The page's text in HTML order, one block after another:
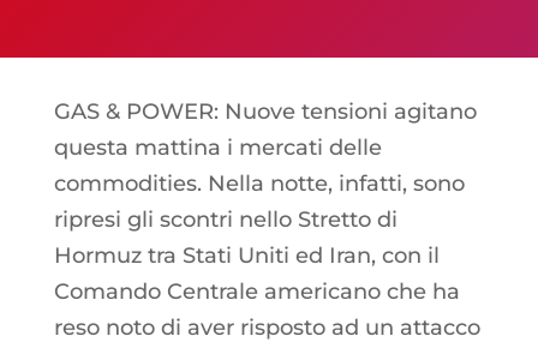
GAS & POWER: Nuove tensioni agitano
questa mattina i mercati delle
commodities. Nella notte, infatti, sono
ripresi gli scontri nello Stretto di
Hormuz tra Stati Uniti ed Iran, con il
Comando Centrale americano che ha
reso noto di aver risposto ad un attacco